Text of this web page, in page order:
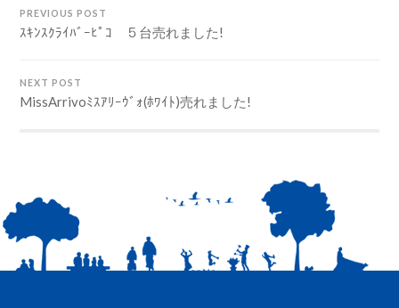
PREVIOUS POST
ｽｷﾝｽｸﾗｲﾊﾞｰﾋﾟｺ ５台売れました!
NEXT POST
MissArrivoﾐｽｱﾘｰｳﾞｫ(ﾎﾜｲﾄ)売れました!